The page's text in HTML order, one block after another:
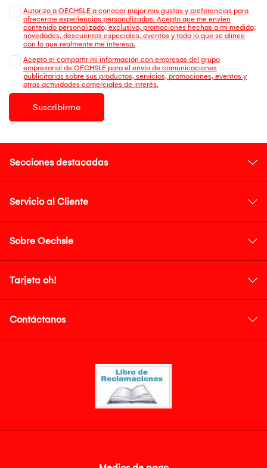
Autorizo a OECHSLE a conocer mejor mis gustos y preferencias para
ofrecerme experiencias personalizadas. Acepto que me envien
contenido personalizado, exclusivo, promociones hechas a mi medida,
novedades, descuentos especiales, eventos y todo lo que se alinee
con lo que realmente me interesa.
Acepto el compartir mi información con empresas del grupo
empresarial de OECHSLE para el envío de comunicaciones
publicitarias sobre sus productos, servicios, promociones, eventos y
otras actividades comerciales de interés.
Suscribirme
Secciones destacadas
Servicio al Cliente
Sobre Oechsle
Tarjeta oh!
Contáctanos